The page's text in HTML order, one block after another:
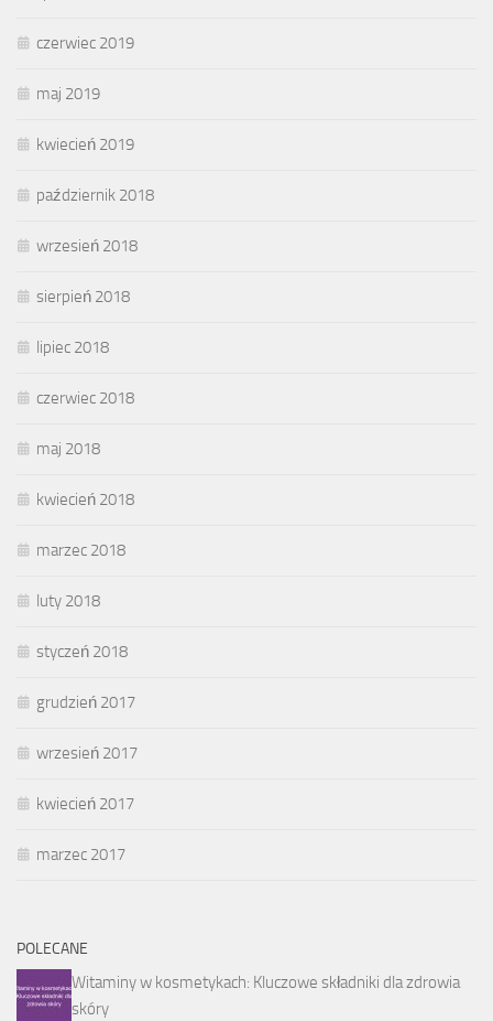
czerwiec 2019
maj 2019
kwiecień 2019
październik 2018
wrzesień 2018
sierpień 2018
lipiec 2018
czerwiec 2018
maj 2018
kwiecień 2018
marzec 2018
luty 2018
styczeń 2018
grudzień 2017
wrzesień 2017
kwiecień 2017
marzec 2017
POLECANE
Witaminy w kosmetykach: Kluczowe składniki dla zdrowia
skóry